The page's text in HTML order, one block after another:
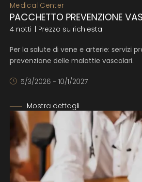
Medical Center
PACCHETTO PREVENZIONE
4 notti | Prezzo su richiesta
Per la salute di vene e arterie: servizi
prevenzione delle malattie vascolari.
5/3/2026 - 10/1/2027
Mostra dettagli